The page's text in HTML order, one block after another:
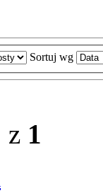
Sortuj wg
z 1